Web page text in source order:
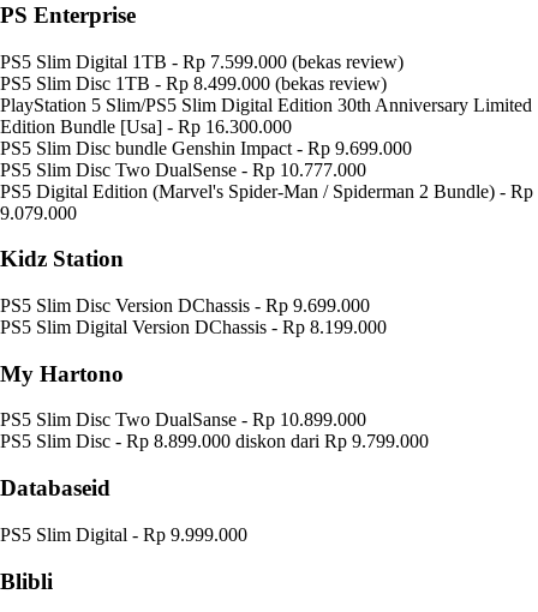
PS Enterprise
PS5 Slim Digital 1TB - Rp 7.599.000 (bekas review)
PS5 Slim Disc 1TB - Rp 8.499.000 (bekas review)
PlayStation 5 Slim/PS5 Slim Digital Edition 30th Anniversary Limited
Edition Bundle [Usa] - Rp 16.300.000
PS5 Slim Disc bundle Genshin Impact - Rp 9.699.000
PS5 Slim Disc Two DualSense - Rp 10.777.000
PS5 Digital Edition (Marvel's Spider-Man / Spiderman 2 Bundle) - Rp
9.079.000
Kidz Station
PS5 Slim Disc Version DChassis - Rp 9.699.000
PS5 Slim Digital Version DChassis - Rp 8.199.000
My Hartono
PS5 Slim Disc Two DualSanse - Rp 10.899.000
PS5 Slim Disc - Rp 8.899.000 diskon dari Rp 9.799.000
Databaseid
PS5 Slim Digital - Rp 9.999.000
Blibli